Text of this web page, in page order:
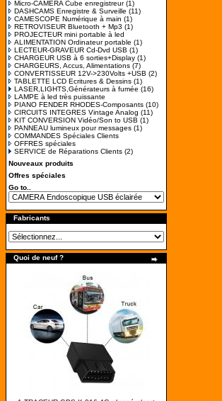
Micro-CAMERA Cube enregistreur(1)
DASHCAMS Enregistre & Surveille (11)
CAMESCOPE Numérique à main (1)
RETROVISEUR Bluetooth + Mp3 (1)
PROJECTEUR mini portable à led
ALIMENTATION Ordinateur portable (1)
LECTEUR-GRAVEUR Cd-Dvd USB (1)
CHARGEUR USB à 6 sorties+Display (1)
CHARGEURS, Accus, Alimentations (7)
CONVERTISSEUR 12V->230Volts +USB (2)
TABLETTE LCD Ecritures & Dessins (1)
LASER,LIGHTS,Générateurs à fumée (16)
LAMPE à led très puissante
PIANO FENDER RHODES-Composants (10)
CIRCUITS INTEGRES Vintage Analog (11)
KIT CONVERSION Vidéo/Son to USB (1)
PANNEAU lumineux pour messages (1)
COMMANDES Spéciales Clients
OFFRES spéciales
SERVICE de Réparations Clients (2)
Nouveaux produits
Offres spéciales
Go to..
Fabricants
Quoi de neuf ?